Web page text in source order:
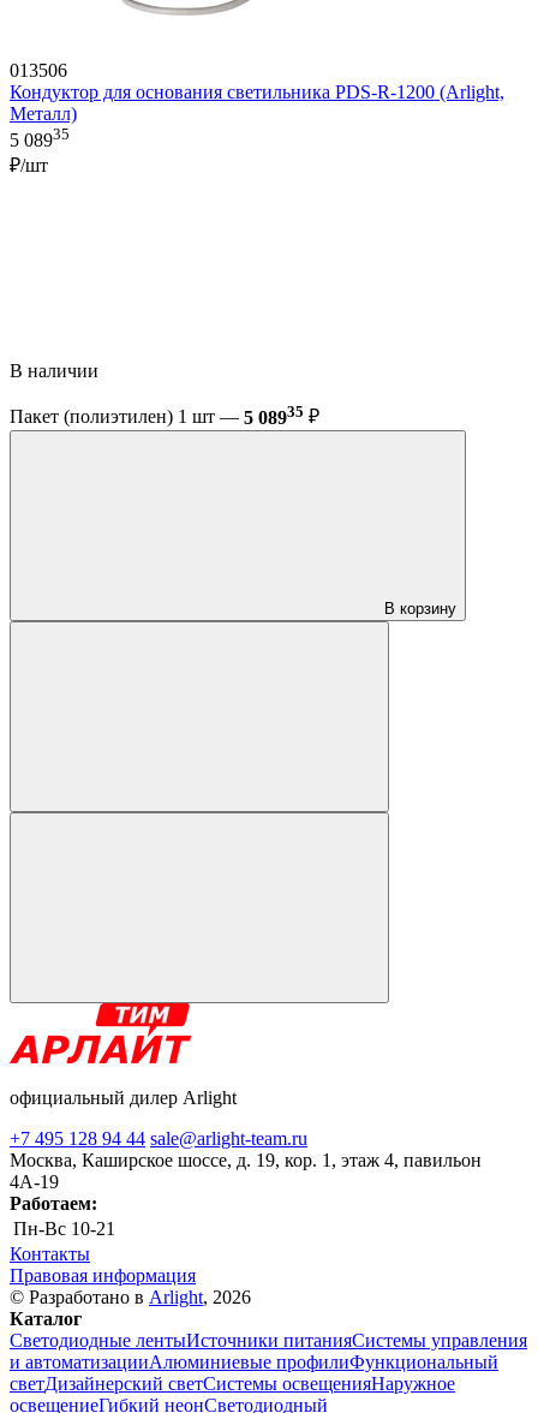
013506
Кондуктор для основания светильника PDS-R-1200 (Arlight,
Металл)
5 08935
₽/шт
В наличии
Пакет (полиэтилен) 1 шт — 5 08935 ₽
В корзину
официальный дилер Arlight
+7 495 128 94 44 sale@arlight-team.ru
Москва, Каширское шоссе, д. 19, кор. 1, этаж 4, павильон
4А-19
Работаем:
Пн-Вс 10-21
Контакты
Правовая информация
© Разработано в Arlight, 2026
Каталог
Светодиодные лентыИсточники питанияСистемы управления
и автоматизацииАлюминиевые профилиФункциональный
светДизайнерский светСистемы освещенияНаружное
освещениеГибкий неонСветодиодный